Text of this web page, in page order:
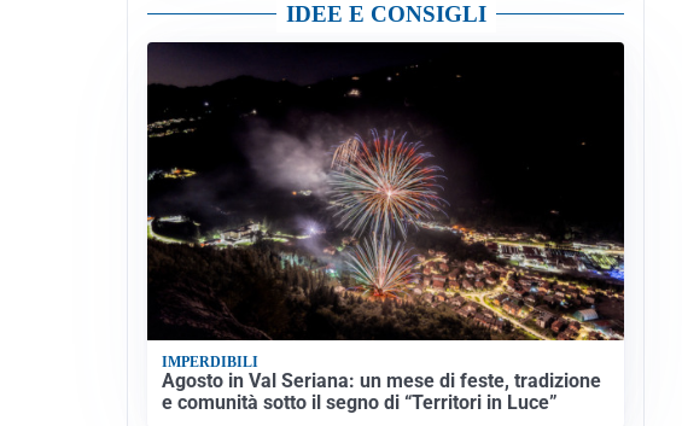
IDEE E CONSIGLI
IMPERDIBILI
Agosto in Val Seriana: un mese di feste, tradizione
e comunità sotto il segno di “Territori in Luce”